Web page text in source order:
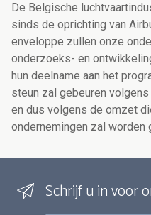
De Belgische
sinds de oprichting van
enveloppe zullen onze
onderzoeks- en
hun deelname aan het
steun zal gebeuren
en dus volgens de omzet
ondernemingen zal worden
Schrijf u in voor